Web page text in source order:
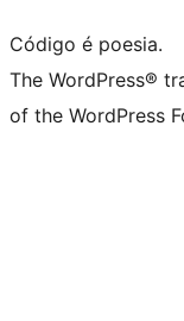
Código é poesia.
The WordPress®
of the WordPress